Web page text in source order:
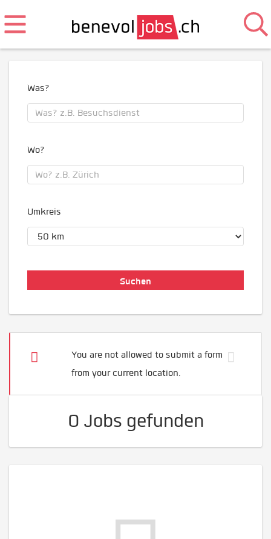
Was?
Wo?
Umkreis
You are not allowed to submit a form
from your current location.
0 Jobs gefunden